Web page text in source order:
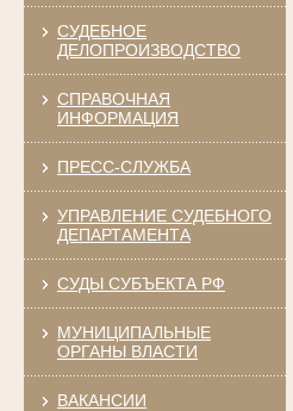
СУДЕБНОЕ
ДЕЛОПРОИЗВОДСТВО
СПРАВОЧНАЯ
ИНФОРМАЦИЯ
ПРЕСС-СЛУЖБА
УПРАВЛЕНИЕ СУДЕБНОГО
ДЕПАРТАМЕНТА
СУДЫ СУБЪЕКТА РФ
МУНИЦИПАЛЬНЫЕ
ОРГАНЫ ВЛАСТИ
ВАКАНСИИ